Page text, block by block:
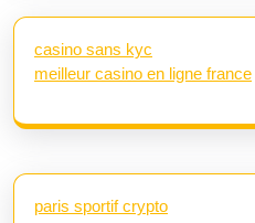
casino sans kyc
meilleur casino en ligne france
paris sportif crypto